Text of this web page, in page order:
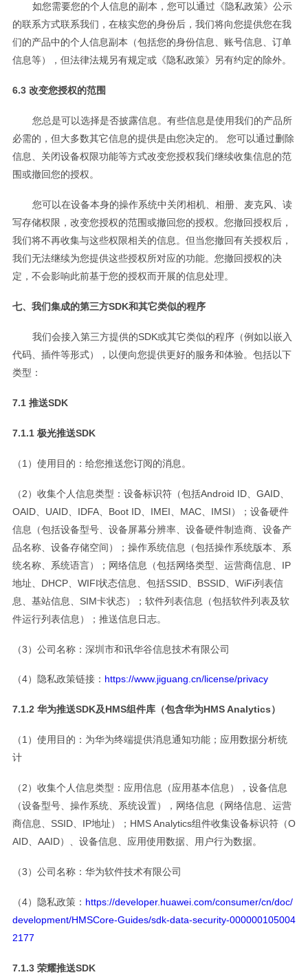
如您需要您的个人信息的副本，您可以通过《隐私政策》公示
的联系方式联系我们，在核实您的身份后，我们将向您提供您在我
们的产品中的个人信息副本（包括您的身份信息、账号信息、订单
信息等），但法律法规另有规定或《隐私政策》另有约定的除外。
6.3 改变您授权的范围
您总是可以选择是否披露信息。有些信息是使用我们的产品所
必需的，但大多数其它信息的提供是由您决定的。 您可以通过删除
信息、关闭设备权限功能等方式改变您授权我们继续收集信息的范
围或撤回您的授权。
您可以在设备本身的操作系统中关闭相机、相册、麦克风、读
写存储权限，改变您授权的范围或撤回您的授权。您撤回授权后，
我们将不再收集与这些权限相关的信息。但当您撤回有关授权后，
我们无法继续为您提供这些授权所对应的功能。您撤回授权的决
定，不会影响此前基于您的授权而开展的信息处理。
七、我们集成的第三方SDK和其它类似的程序
我们会接入第三方提供的SDK或其它类似的程序（例如以嵌入
代码、插件等形式），以便向您提供更好的服务和体验。包括以下
类型：
7.1 推送SDK
7.1.1 极光推送SDK
（1）使用目的：给您推送您订阅的消息。
（2）收集个人信息类型：设备标识符（包括Android ID、GAID、
OAID、UAID、IDFA、Boot ID、IMEI、MAC、IMSI）；设备硬件
信息（包括设备型号、设备屏幕分辨率、设备硬件制造商、设备产
品名称、设备存储空间）；操作系统信息（包括操作系统版本、系
统名称、系统语言）；网络信息（包括网络类型、运营商信息、IP
地址、DHCP、WIFI状态信息、包括SSID、BSSID、WiFi列表信
息、基站信息、SIM卡状态）；软件列表信息（包括软件列表及软
件运行列表信息）；推送信息日志。
（3）公司名称：深圳市和讯华谷信息技术有限公司
（4）隐私政策链接： https://www.jiguang.cn/license/privacy
7.1.2 华为推送SDK及HMS组件库（包含华为HMS Analytics）
（1）使用目的：为华为终端提供消息通知功能；应用数据分析统
计
（2）收集个人信息类型：应用信息（应用基本信息），设备信息
（设备型号、操作系统、系统设置），网络信息（网络信息、运营
商信息、SSID、IP地址）；HMS Analytics组件收集设备标识符（O
AID、AAID）、设备信息、应用使用数据、用户行为数据。
（3）公司名称：华为软件技术有限公司
（4）隐私政策： https://developer.huawei.com/consumer/cn/doc/
development/HMSCore-Guides/sdk-data-security-000000105004
2177
7.1.3 荣耀推送SDK